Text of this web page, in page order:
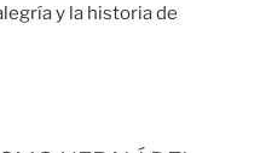
y la historia de